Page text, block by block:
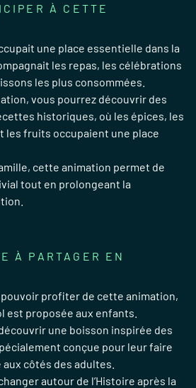
À CETTE
une place essentielle dans la
les repas, les célébrations
les plus consommées.
vous pourrez découvrir des
historiques, où les épices, les
les fruits occupaient une place
cette animation permet de
tout en prolongeant la
À PARTAGER EN
profiter de cette animation,
est proposée aux enfants.
une boisson inspirée des
conçue pour leur faire
côtés des adultes.
autour de l’Histoire après la